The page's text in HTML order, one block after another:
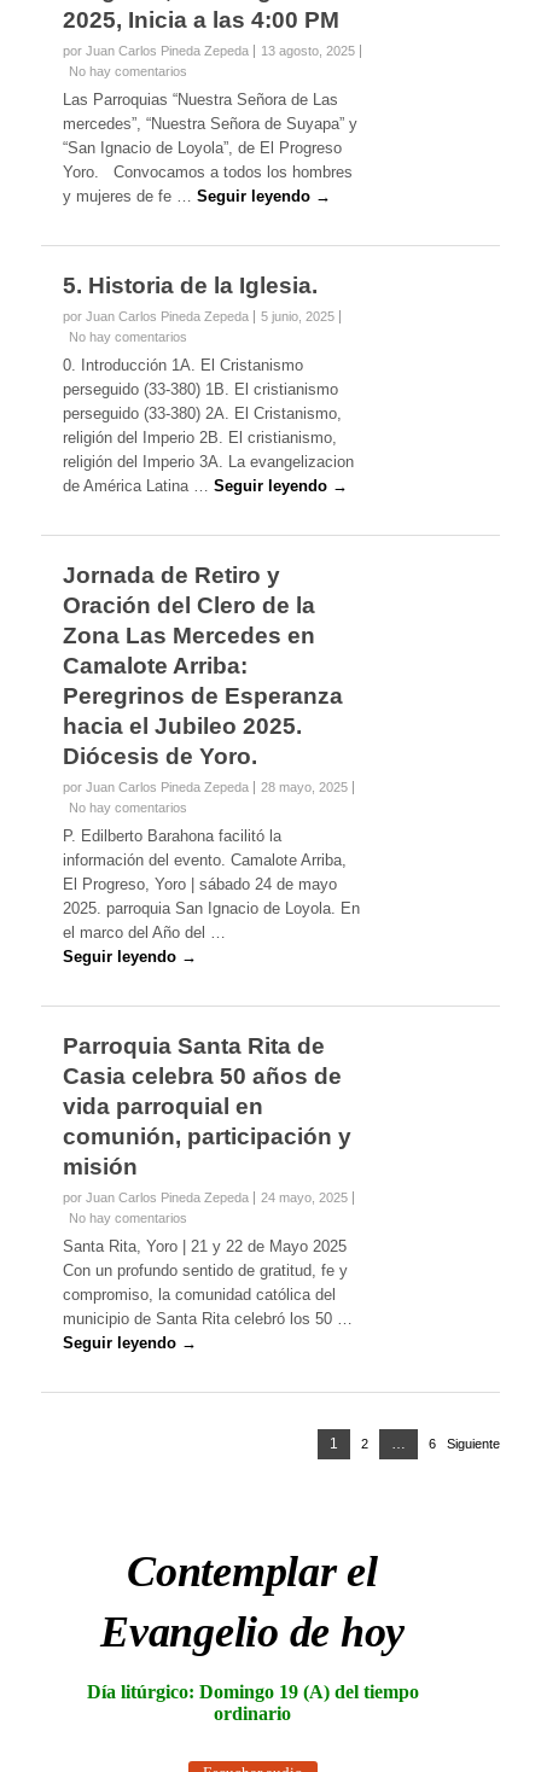
2025, Inicia a las 4:00 PM
por Juan Carlos Pineda Zepeda
13 agosto, 2025
No hay comentarios
Las Parroquias “Nuestra Señora de Las
mercedes”, “Nuestra Señora de Suyapa” y
“San Ignacio de Loyola”, de El Progreso
Yoro. Convocamos a todos los hombres
y mujeres de fe …Seguir leyendo →
5. Historia de la Iglesia.
por Juan Carlos Pineda Zepeda
5 junio, 2025
No hay comentarios
0. Introducción 1A. El Cristanismo
perseguido (33-380) 1B. El cristianismo
perseguido (33-380) 2A. El Cristanismo,
religión del Imperio 2B. El cristianismo,
religión del Imperio 3A. La evangelizacion
de América Latina …Seguir leyendo →
Jornada de Retiro y
Oración del Clero de la
Zona Las Mercedes en
Camalote Arriba:
Peregrinos de Esperanza
hacia el Jubileo 2025.
Diócesis de Yoro.
por Juan Carlos Pineda Zepeda
28 mayo, 2025
No hay comentarios
P. Edilberto Barahona facilitó la
información del evento. Camalote Arriba,
El Progreso, Yoro | sábado 24 de mayo
2025. parroquia San Ignacio de Loyola. En
el marco del Año del …
Seguir leyendo →
Parroquia Santa Rita de
Casia celebra 50 años de
vida parroquial en
comunión, participación y
misión
por Juan Carlos Pineda Zepeda
24 mayo, 2025
No hay comentarios
Santa Rita, Yoro | 21 y 22 de Mayo 2025
Con un profundo sentido de gratitud, fe y
compromiso, la comunidad católica del
municipio de Santa Rita celebró los 50 …
Seguir leyendo →
Página
1 Página
2 … Página
6 Siguiente